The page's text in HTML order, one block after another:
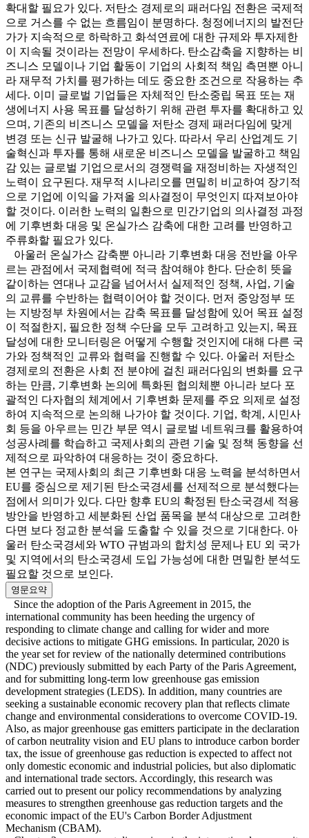
확대할 필요가 있다. 저탄소 경제로의 패러다임 전환은 국제적
으로 거스를 수 없는 흐름임이 분명하다. 청정에너지의 발전단
가가 지속적으로 하락하고 화석연료에 대한 규제와 투자제한
이 지속될 것이라는 전망이 우세하다. 탄소감축을 지향하는 비
즈니스 모델이나 기업 활동이 기업의 사회적 책임 측면뿐 아니
라 재무적 가치를 평가하는 데도 중요한 조건으로 작용하는 추
세다. 이미 글로벌 기업들은 자체적인 탄소중립 목표 또는 재
생에너지 사용 목표를 달성하기 위해 관련 투자를 확대하고 있
으며, 기존의 비즈니스 모델을 저탄소 경제 패러다임에 맞게
변경 또는 신규 발굴해 나가고 있다. 따라서 우리 산업계도 기
술혁신과 투자를 통해 새로운 비즈니스 모델을 발굴하고 책임
감 있는 글로벌 기업으로서의 경쟁력을 재정비하는 자생적인
노력이 요구된다. 재무적 시나리오를 면밀히 비교하여 장기적
으로 기업에 이익을 가져올 의사결정이 무엇인지 따져보아야
할 것이다. 이러한 노력의 일환으로 민간기업의 의사결정 과정
에 기후변화 대응 및 온실가스 감축에 대한 고려를 반영하고
주류화할 필요가 있다.
아울러 온실가스 감축뿐 아니라 기후변화 대응 전반을 아우
르는 관점에서 국제협력에 적극 참여해야 한다. 단순히 뜻을
같이하는 연대나 교감을 넘어서서 실제적인 정책, 사업, 기술
의 교류를 수반하는 협력이어야 할 것이다. 먼저 중앙정부 또
는 지방정부 차원에서는 감축 목표를 달성함에 있어 목표 설정
이 적절한지, 필요한 정책 수단을 모두 고려하고 있는지, 목표
달성에 대한 모니터링은 어떻게 수행할 것인지에 대해 다른 국
가와 정책적인 교류와 협력을 진행할 수 있다. 아울러 저탄소
경제로의 전환은 사회 전 분야에 걸친 패러다임의 변화를 요구
하는 만큼, 기후변화 논의에 특화된 협의체뿐 아니라 보다 포
괄적인 다자협의 체계에서 기후변화 문제를 주요 의제로 설정
하여 지속적으로 논의해 나가야 할 것이다. 기업, 학계, 시민사
회 등을 아우르는 민간 부문 역시 글로벌 네트워크를 활용하여
성공사례를 학습하고 국제사회의 관련 기술 및 정책 동향을 선
제적으로 파악하여 대응하는 것이 중요하다.
본 연구는 국제사회의 최근 기후변화 대응 노력을 분석하면서
EU를 중심으로 제기된 탄소국경세를 선제적으로 분석했다는
점에서 의미가 있다. 다만 향후 EU의 확정된 탄소국경세 적용
방안을 반영하고 세분화된 산업 품목을 분석 대상으로 고려한
다면 보다 정교한 분석을 도출할 수 있을 것으로 기대한다. 아
울러 탄소국경세와 WTO 규범과의 합치성 문제나 EU 외 국가
및 지역에서의 탄소국경세 도입 가능성에 대한 면밀한 분석도
필요할 것으로 보인다.
영문요약
Since the adoption of the Paris Agreement in 2015, the
international community has been heeding the urgency of
responding to climate change and calling for wider and more
decisive actions to mitigate GHG emissions. In particular, 2020 is
the year set for review of the nationally determined contributions
(NDC) previously submitted by each Party of the Paris Agreement,
and for submitting long-term low greenhouse gas emission
development strategies (LEDS). In addition, many countries are
seeking a sustainable economic recovery plan that reflects climate
change and environmental considerations to overcome COVID-19.
Also, as major greenhouse gas emitters participate in the declaration
of carbon neutrality vision and EU plans to introduce carbon border
tax, the issue of greenhouse gas reduction is expected to affect not
only domestic economic and industrial policies, but also diplomatic
and international trade sectors. Accordingly, this research was
carried out to present our policy recommendations by analyzing
measures to strengthen greenhouse gas reduction targets and the
economic impact of the EU's Carbon Border Adjustment
Mechanism (CBAM).